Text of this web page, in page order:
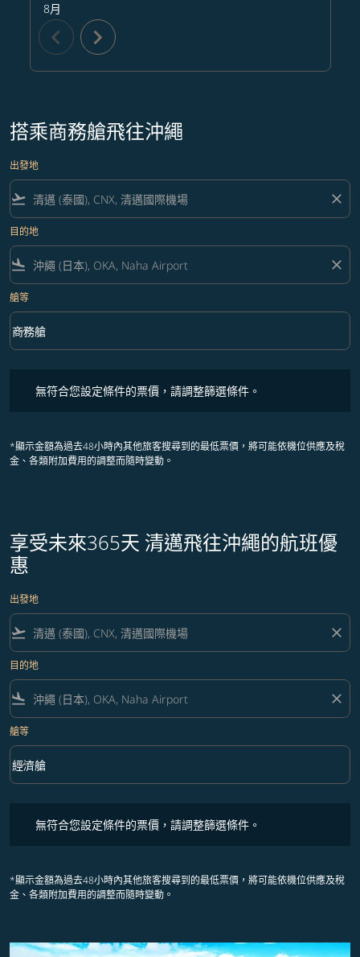
8月
chevron_left chevron_right
搭乘商務艙飛往沖繩
出發地
flight_takeoff close
目的地
flight_land close
艙等
艙等 option 商務艙 Selected
商務艙
keyboard_arrow_down
無符合您設定條件的票價，請調整篩選條件。
*顯示金額為過去48小時內其他旅客搜尋到的最低票價，將可能依機位供應及稅
金、各類附加費用的調整而隨時變動。
享受未來365天 清邁飛往沖繩的航班優
惠
出發地
flight_takeoff close
目的地
flight_land close
艙等
艙等 option 經濟艙 Selected
經濟艙
keyboard_arrow_down
無符合您設定條件的票價，請調整篩選條件。
*顯示金額為過去48小時內其他旅客搜尋到的最低票價，將可能依機位供應及稅
金、各類附加費用的調整而隨時變動。